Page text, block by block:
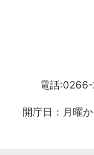
電話
開庁日：月曜